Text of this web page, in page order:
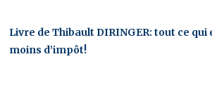
Livre de Thibault DIRINGER: tout ce
moins d’impôt!